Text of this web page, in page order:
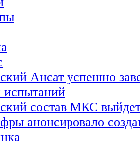
Ансат успешно
испытаний
состав МКС
анонсировало